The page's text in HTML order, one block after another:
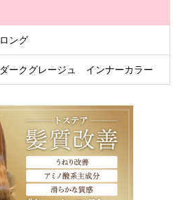
ロング
ダークグレージュ インナーカラー